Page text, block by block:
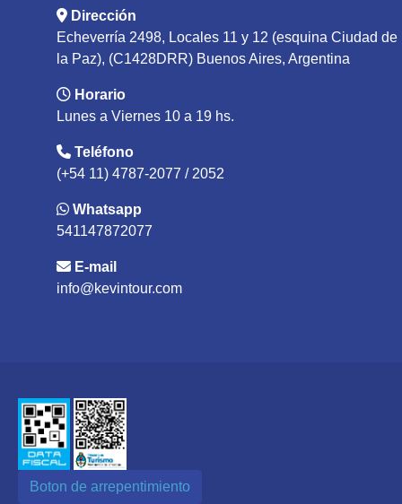
Dirección
Echeverría 2498, Locales 11 y 12 (esquina Ciudad de
la Paz), (C1428DRR) Buenos Aires, Argentina
Horario
Lunes a Viernes 10 a 19 hs.
Teléfono
(+54 11) 4787-2077 / 2052
Whatsapp
541147872077
E-mail
info@kevintour.com
Boton de arrepentimiento